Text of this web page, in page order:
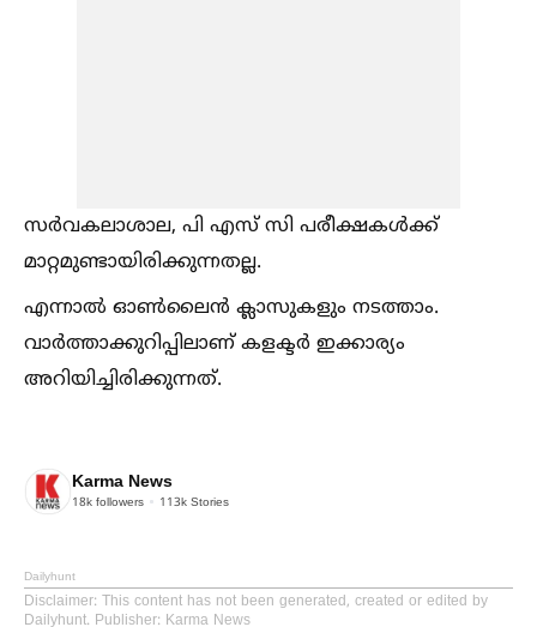
സര്‍വകലാശാല, പി എസ് സി പരീക്ഷകള്‍ക്ക്
മാറ്റമുണ്ടായിരിക്കുന്നതല്ല.
എന്നാല്‍ ഓണ്‍ലൈൻ ക്ലാസുകളും നടത്താം.
വാര്‍ത്താക്കുറിപ്പിലാണ് കളക്ടര്‍ ഇക്കാര്യം
അറിയിച്ചിരിക്കുന്നത്.
Karma News
18k followers 113k Stories
Dailyhunt
Disclaimer: This content has not been generated, created or edited by
Dailyhunt. Publisher: Karma News